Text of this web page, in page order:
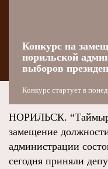
Конкурс на
норильской
выборов
Конкурс стартует в
НОРИЛЬСК.
замещение
администрации
сегодня приняли